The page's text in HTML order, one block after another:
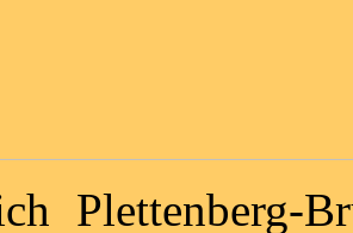
Plettenberg-